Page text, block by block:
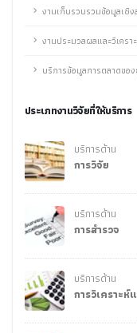
งานเก็บรวบรวมข้อมูลเชิง
งานประมวลผลและวิเครา
บริการข้อมูลการตลาดขอ
ประเภทงานวิจัยที่ให้บริการ
บริการด้าน
การวิจัย
บริการด้าน
การสำรวจ
บริการด้าน
การวิเคราะ